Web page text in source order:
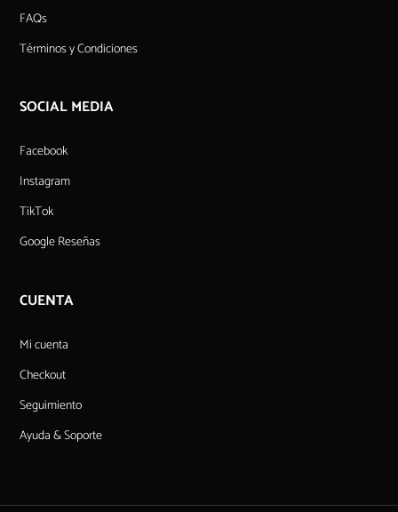
FAQs
Términos y Condiciones
SOCIAL MEDIA
Facebook
Instagram
TikTok
Google Reseñas
CUENTA
Mi cuenta
Checkout
Seguimiento
Ayuda & Soporte